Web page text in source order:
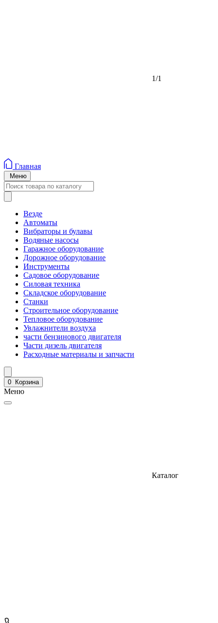
1/1
Главная
Меню
Везде
Автоматы
Вибраторы и булавы
Водяные насосы
Гаражное оборудование
Дорожное оборудование
Инструменты
Садовое оборудование
Силовая техника
Складское оборудование
Станки
Строительное оборудование
Тепловое оборудование
Увлажнители воздуха
части бензинового двигателя
Части дизель двигателя
Расходные материалы и запчасти
0 Корзина
Меню
Каталог